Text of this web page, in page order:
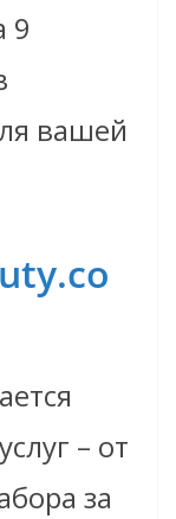
9
вашей
– от
за